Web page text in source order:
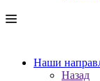
Наши
Назад